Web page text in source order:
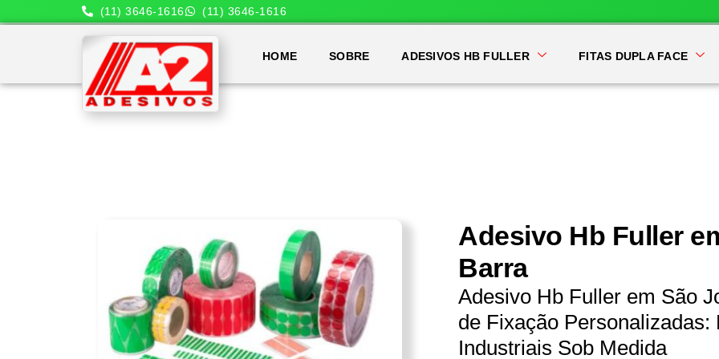
(11) 3646-1616 (11) 3646-1616
HOME SOBRE ADESIVOS HB FULLER FITAS DUPLA FACE
Adesivo Hb Fuller
Barra
Adesivo Hb Fuller em São
de Fixação
Industriais Sob Medida